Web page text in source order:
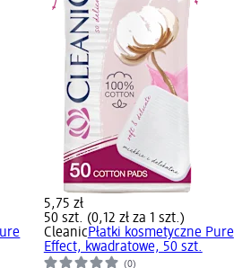
5,75 zł
50 szt. (0,12 zł za 1 szt.)
CleanicPłatki kosmetyczne Pure
Effect, kwadratowe, 50 szt.
(0)